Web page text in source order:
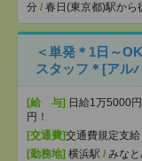
分 / 春日(東京都)駅から
＜単発＊1日～
スタッフ＊[アル
[給 与] 日給1万5000
円！
[交通費]交通費規定支給
[勤務地] 横浜駅 / みな